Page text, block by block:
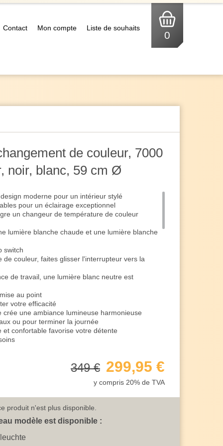
Contact Mon compte Liste de souhaits
0
de couleur, 7000
noir, blanc, 59 cm Ø
moderne pour un intérieur stylé
pour un éclairage exceptionnel
un changeur de température de couleur
lumière blanche chaude et une lumière blanche
switch
de couleur, faites glisser l'interrupteur vers la
de travail, une lumière blanc neutre est
au point
votre efficacité
crée une ambiance lumineuse harmonieuse
ou pour terminer la journée
et confortable favorise votre détente
à manger
en série
de restaurant
réglée sur 3 niveaux
mural normal
349 € 299,95 €
y compris 20% de TVA
produit n'est plus disponible.
modèle est disponible :